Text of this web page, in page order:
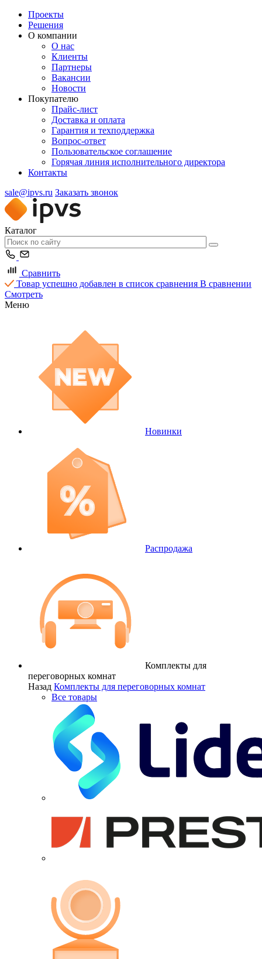
Проекты
Решения
О компании
О нас
Клиенты
Партнеры
Вакансии
Новости
Покупателю
Прайс-лист
Доставка и оплата
Гарантия и техподдержка
Вопрос-ответ
Пользовательское соглашение
Горячая линия исполнительного директора
Контакты
sale@ipvs.ru Заказать звонок
Каталог
Сравнить
Товар успешно добавлен в список сравнения В сравнении
Смотреть
Меню
Новинки
Распродажа
Комплекты для
переговорных комнат
Назад Комплекты для переговорных комнат
Все товары